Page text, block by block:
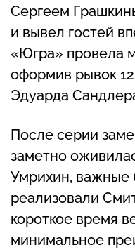
Сергеем
и вывел гостей
«Югра» провела
оформив рывок
Эдуарда
После серии
заметно
Умрихин, важные
реализовали
короткое время
минимальное